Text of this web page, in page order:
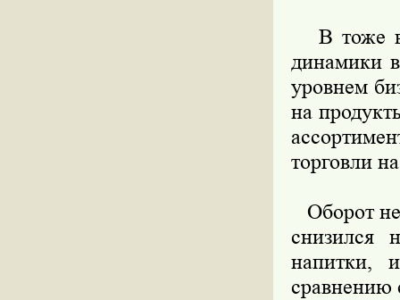
В тоже
динамики
уровнем
на
торговли
Оборот
снизился
напитки,
сравнению